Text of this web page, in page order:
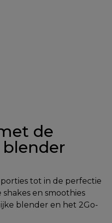
de
tot in de perfectie
en smoothies
blender en het 2Go-